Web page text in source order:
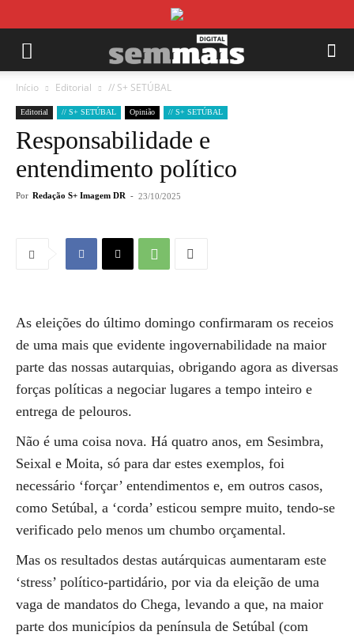
Início Editorial // S+ SETÚBAL
Editorial // S+ SETÚBAL Opinião // S+ SETÚBAL
Responsabilidade e
entendimento político
Por Redação S+ Imagem DR - 23/10/2025
As eleições do último domingo confirmaram os receios
de uma mais que evidente ingovernabilidade na maior
parte das nossas autarquias, obrigando agora as diversas
forças políticas a negociar lugares a tempo inteiro e
entrega de pelouros.
Não é uma coisa nova. Há quatro anos, em Sesimbra,
Seixal e Moita, só para dar estes exemplos, foi
necessário ‘forçar’ entendimentos e, em outros casos,
como Setúbal, a ‘corda’ esticou sempre muito, tendo-se
verificado pelo menos um chumbo orçamental.
Mas os resultados destas autárquicas aumentaram este
‘stress’ político-partidário, por via da eleição de uma
vaga de mandatos do Chega, levando a que, na maior
parte dos municípios da península de Setúbal (com